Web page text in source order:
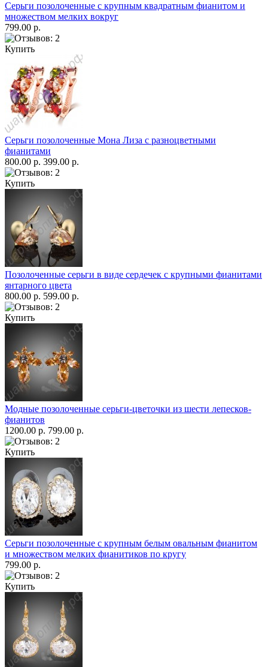
Серьги позолоченные с крупным квадратным фианитом и
множеством мелких вокруг
799.00 р.
Купить
Серьги позолоченные Мона Лиза с разноцветными
фианитами
800.00 р. 399.00 р.
Купить
Позолоченные серьги в виде сердечек с крупными фианитами
янтарного цвета
800.00 р. 599.00 р.
Купить
Модные позолоченные серьги-цветочки из шести лепесков-
фианитов
1200.00 р. 799.00 р.
Купить
Серьги позолоченные с крупным белым овальным фианитом
и множеством мелких фианитиков по кругу
799.00 р.
Купить